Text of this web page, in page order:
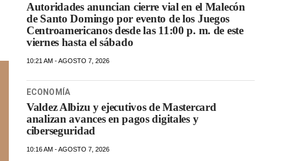
Autoridades anuncian cierre vial en el Malecón
de Santo Domingo por evento de los Juegos
Centroamericanos desde las 11:00 p. m. de este
viernes hasta el sábado
10:21 AM - AGOSTO 7, 2026
ECONOMÍA
Valdez Albizu y ejecutivos de Mastercard
analizan avances en pagos digitales y
ciberseguridad
10:16 AM - AGOSTO 7, 2026